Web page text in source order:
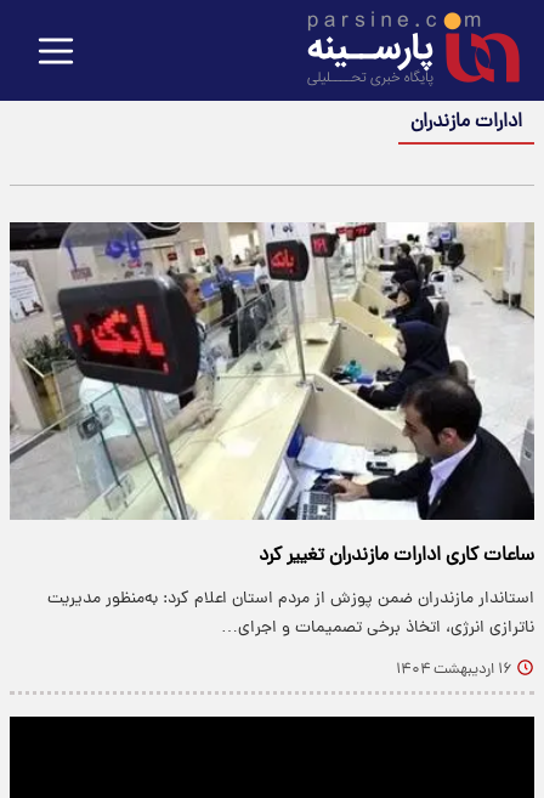
ادارات مازندران
ساعات کاری ادارات مازندران تغییر کرد
استاندار مازندران ضمن پوزش از مردم استان اعلام کرد: به‌منظور مدیریت
ناترازی انرژی، اتخاذ برخی تصمیمات و اجرای…
۱۶ اردیبهشت ۱۴۰۴